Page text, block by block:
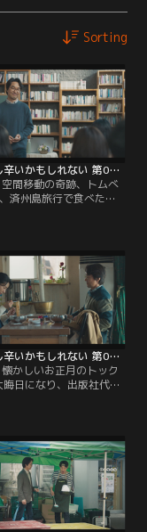
Sorting
今日は少し辛いかもしれない 第02話／字幕
間移動の奇跡、トムべ
済州島旅行で食べたト
たくなったというダジ
チャンウクはあの時の
する。
今日は少し辛いかもしれない 第04話／字幕
かしいお正月のトック
晦日になり、出版社代表
久しぶりに会社を訪問
ンウクと外出準備をす
に、心無い言葉でむしろ
けてしまうが…